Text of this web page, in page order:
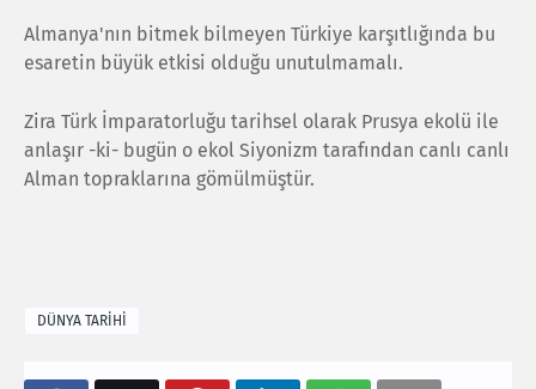
Almanya'nın bitmek bilmeyen Türkiye karşıtlığında bu
esaretin büyük etkisi olduğu unutulmamalı.
Zira Türk İmparatorluğu tarihsel olarak Prusya ekolü ile
anlaşır -ki- bugün o ekol Siyonizm tarafından canlı canlı
Alman topraklarına gömülmüştür.
DÜNYA TARİHİ